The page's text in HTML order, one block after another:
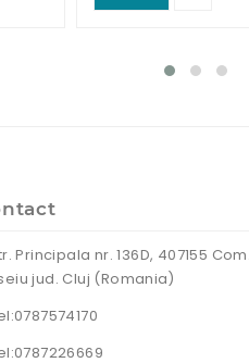
Principala nr. 136D, 407155 Com.
jud. Cluj (Romania)